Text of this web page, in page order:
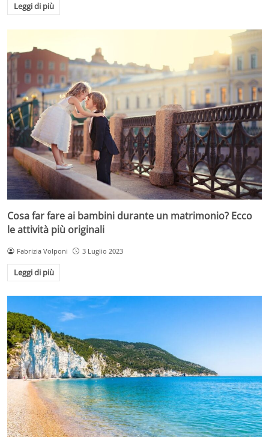
Leggi di più
Cosa far fare ai bambini durante un matrimonio? Ecco
le attività più originali
Fabrizia Volponi 3 Luglio 2023
Leggi di più